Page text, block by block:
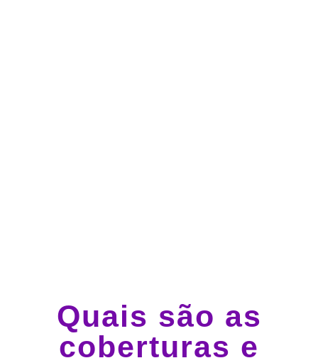
Quais são as
coberturas e